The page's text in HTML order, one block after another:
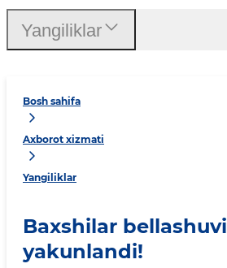
Bosh sahifa
Axborot xizmati
Yangiliklar
Baxshilar bellashuvi
yakunlandi!
Yangiliklar